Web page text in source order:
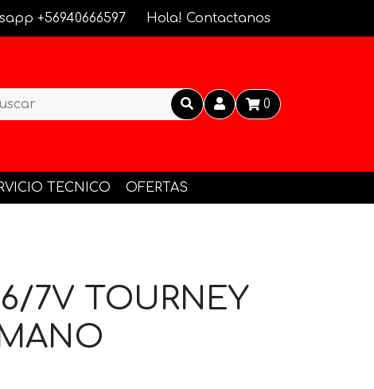
+56940666597 Hola! Contactanos
0
TECNICO OFERTAS
7V TOURNEY